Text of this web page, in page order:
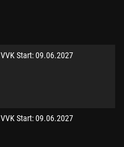
VVK Start: 09.06.2027
VVK Start: 09.06.2027